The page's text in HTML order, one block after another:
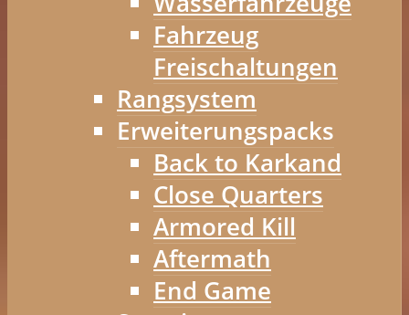
Fahrzeug
Freischaltungen
Rangsystem
Erweiterungspacks
Back to Karkand
Close Quarters
Armored Kill
Aftermath
End Game